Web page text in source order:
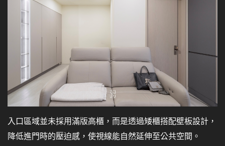
入口區域並未採用滿版高櫃，而是透過矮櫃搭配壁板設計，
降低進門時的壓迫感，使視線能自然延伸至公共空間。